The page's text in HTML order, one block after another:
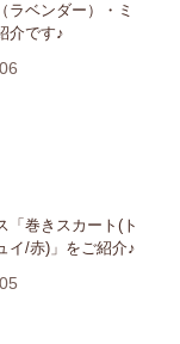
ラベンダー）・ミ
介です♪
「巻きスカート(ト
イ/赤)」をご紹介♪